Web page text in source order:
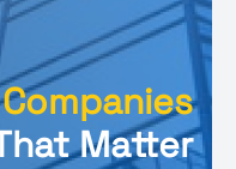
Companies
Matter